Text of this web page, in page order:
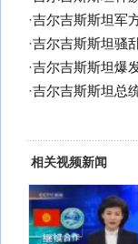
·吉尔吉斯斯坦军
·吉尔吉斯斯坦骚
·吉尔吉斯斯坦爆
·吉尔吉斯斯坦总
相关视频新闻